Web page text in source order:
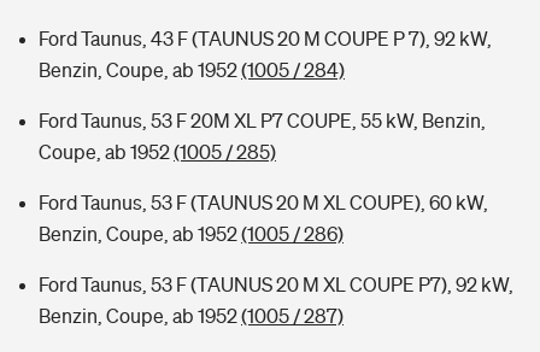
Ford Taunus, 43 F (TAUNUS 20 M COUPE P 7), 92 kW,
Benzin, Coupe, ab 1952(1005 / 284)
Ford Taunus, 53 F 20M XL P7 COUPE, 55 kW, Benzin,
Coupe, ab 1952(1005 / 285)
Ford Taunus, 53 F (TAUNUS 20 M XL COUPE), 60 kW,
Benzin, Coupe, ab 1952(1005 / 286)
Ford Taunus, 53 F (TAUNUS 20 M XL COUPE P7), 92 kW,
Benzin, Coupe, ab 1952(1005 / 287)